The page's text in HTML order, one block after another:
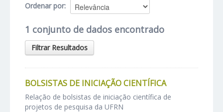
Ordenar por
1 conjunto de dados encontrado
Filtrar Resultados
BOLSISTAS DE INICIAÇÃO CIENTÍFICA
Relação de bolsistas de iniciação científica de
projetos de pesquisa da UFRN